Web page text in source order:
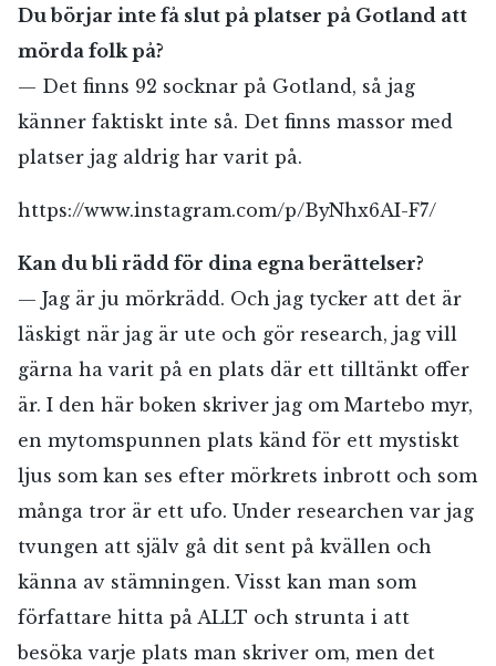
RÖSTA
Du börjar inte få slut på platser på Gotland att
mörda folk på?
— Det finns 92 socknar på Gotland, så jag
känner faktiskt inte så. Det finns massor med
platser jag aldrig har varit på.
https://www.instagram.com/p/ByNhx6AI-F7/
Kan du bli rädd för dina egna berättelser?
— Jag är ju mörkrädd. Och jag tycker att det är
läskigt när jag är ute och gör research, jag vill
gärna ha varit på en plats där ett tilltänkt offer
är. I den här boken skriver jag om Martebo myr,
en mytomspunnen plats känd för ett mystiskt
ljus som kan ses efter mörkrets inbrott och som
många tror är ett ufo. Under researchen var jag
tvungen att själv gå dit sent på kvällen och
känna av stämningen. Visst kan man som
författare hitta på ALLT och strunta i att
besöka varje plats man skriver om, men det